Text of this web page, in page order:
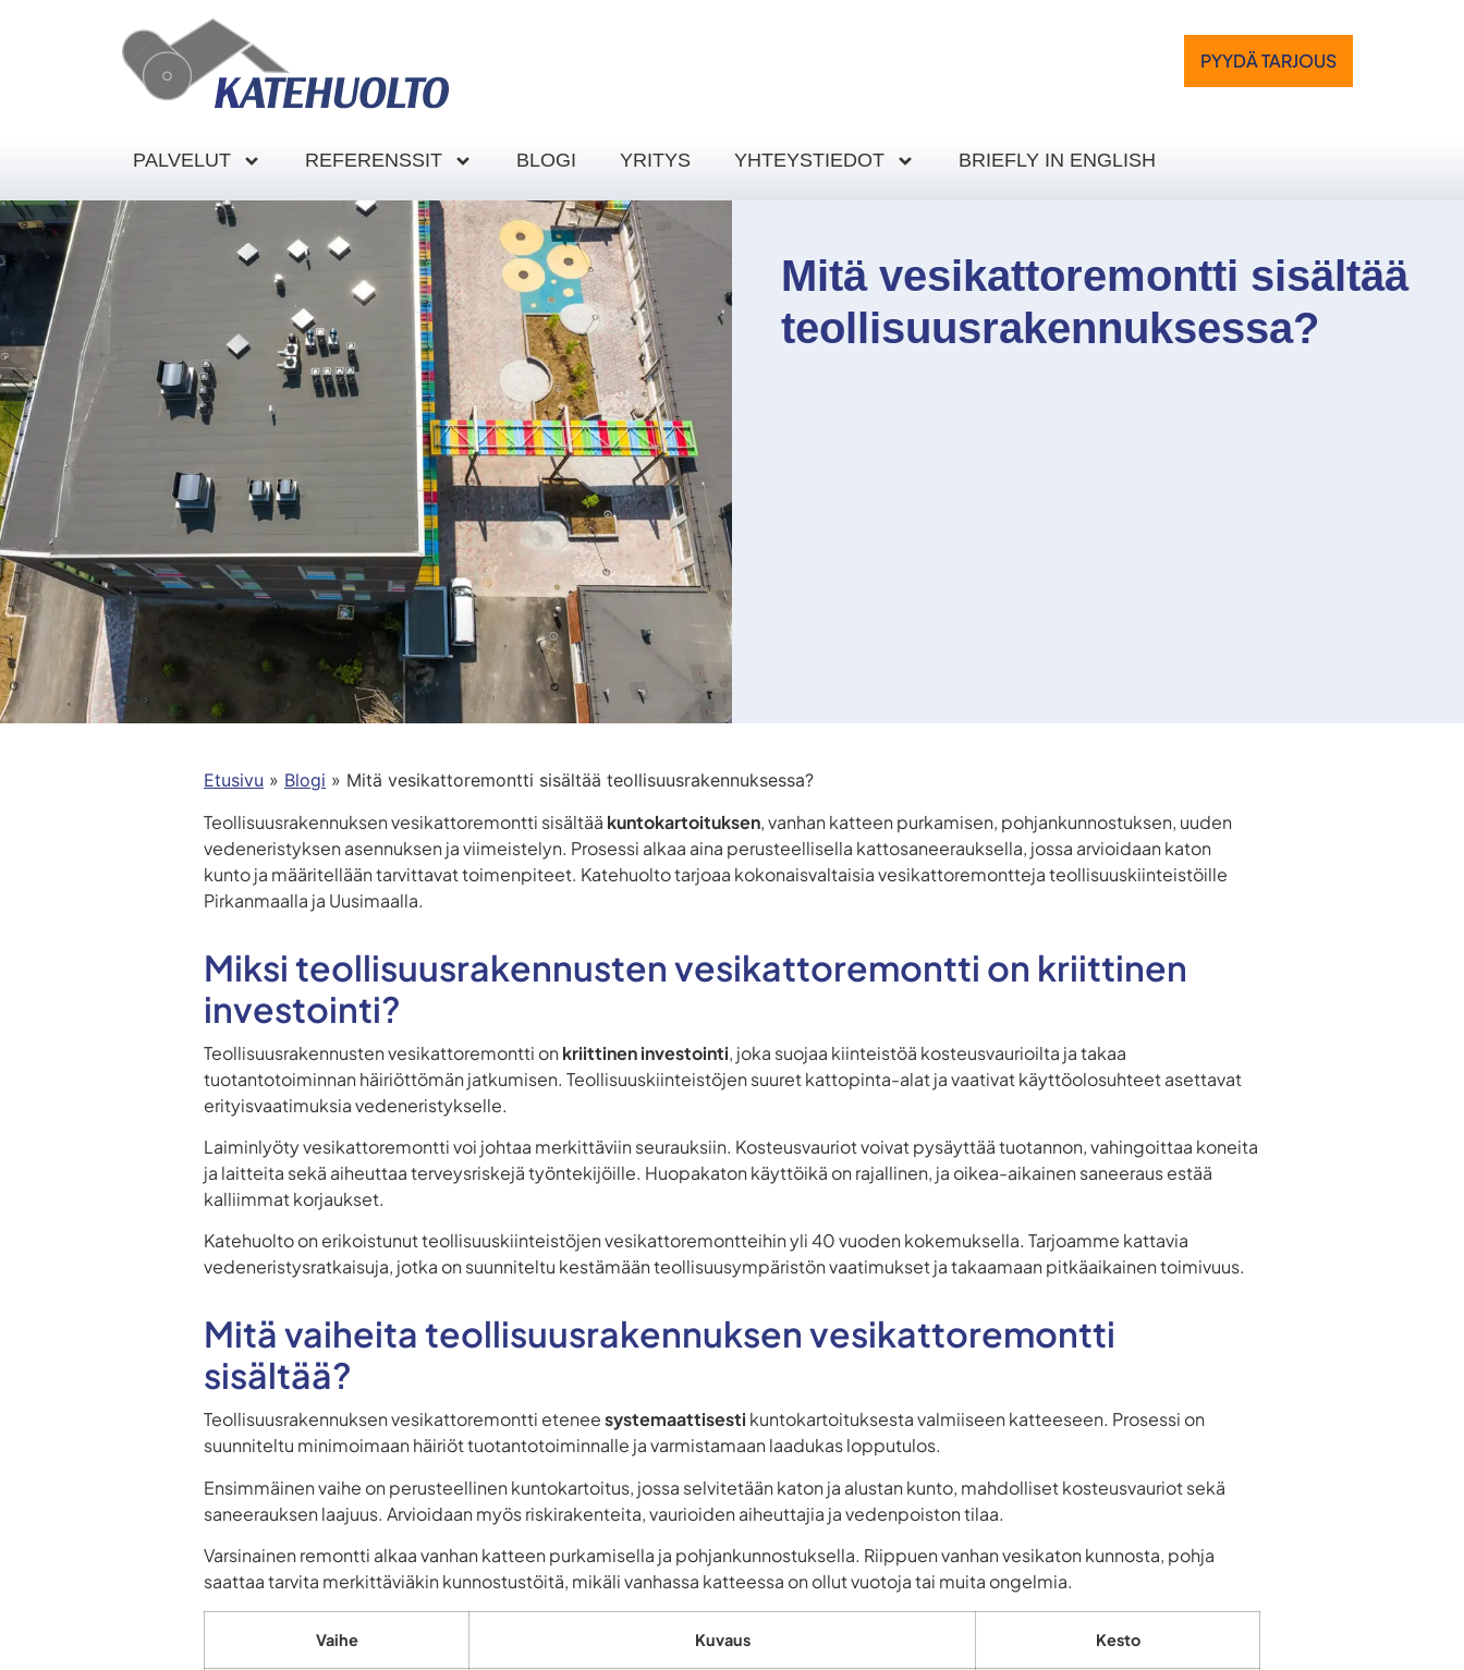
PYYDÄ TARJOUS
PALVELUT REFERENSSIT BLOGI YRITYS YHTEYSTIEDOT BRIEFLY IN ENGLISH
Mitä vesikattoremontti sisältää
teollisuusrakennuksessa?
Etusivu » Blogi » Mitä vesikattoremontti sisältää teollisuusrakennuksessa?
Teollisuusrakennuksen vesikattoremontti sisältää kuntokartoituksen, vanhan katteen purkamisen, pohjankunnostuksen, uuden
vedeneristyksen asennuksen ja viimeistelyn. Prosessi alkaa aina perusteellisella kattosaneerauksella, jossa arvioidaan katon
kunto ja määritellään tarvittavat toimenpiteet. Katehuolto tarjoaa kokonaisvaltaisia vesikattoremontteja teollisuuskiinteistöille
Pirkanmaalla ja Uusimaalla.
Miksi teollisuusrakennusten vesikattoremontti on kriittinen
investointi?
Teollisuusrakennusten vesikattoremontti on kriittinen investointi, joka suojaa kiinteistöä kosteusvaurioilta ja takaa
tuotantotoiminnan häiriöttömän jatkumisen. Teollisuuskiinteistöjen suuret kattopinta-alat ja vaativat käyttöolosuhteet asettavat
erityisvaatimuksia vedeneristykselle.
Laiminlyöty vesikattoremontti voi johtaa merkittäviin seurauksiin. Kosteusvauriot voivat pysäyttää tuotannon, vahingoittaa koneita
ja laitteita sekä aiheuttaa terveysriskejä työntekijöille. Huopakaton käyttöikä on rajallinen, ja oikea-aikainen saneeraus estää
kalliimmat korjaukset.
Katehuolto on erikoistunut teollisuuskiinteistöjen vesikattoremontteihin yli 40 vuoden kokemuksella. Tarjoamme kattavia
vedeneristysratkaisuja, jotka on suunniteltu kestämään teollisuusympäristön vaatimukset ja takaamaan pitkäaikainen toimivuus.
Mitä vaiheita teollisuusrakennuksen vesikattoremontti
sisältää?
Teollisuusrakennuksen vesikattoremontti eteneesystemaattisesti kuntokartoituksesta valmiiseen katteeseen. Prosessi on
suunniteltu minimoimaan häiriöt tuotantotoiminnalle ja varmistamaan laadukas lopputulos.
Ensimmäinen vaihe on perusteellinen kuntokartoitus, jossa selvitetään katon ja alustan kunto, mahdolliset kosteusvauriot sekä
saneerauksen laajuus. Arvioidaan myös riskirakenteita, vaurioiden aiheuttajia ja vedenpoiston tilaa.
Varsinainen remontti alkaa vanhan katteen purkamisella ja pohjankunnostuksella. Riippuen vanhan vesikaton kunnosta, pohja
saattaa tarvita merkittäviäkin kunnostustöitä, mikäli vanhassa katteessa on ollut vuotoja tai muita ongelmia.
Vaihe Kuvaus Kesto